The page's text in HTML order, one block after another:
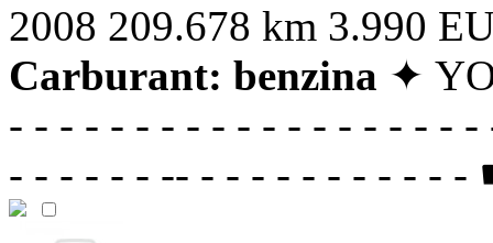
2008 209.678 km 3.990
Carburant: benzina ✦
- - - - - - - - - - - - - - - - - -
- - - - - - -- - - - - - - - - - -